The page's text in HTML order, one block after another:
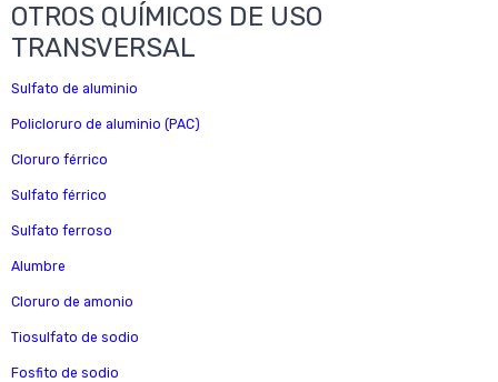
OTROS QUÍMICOS DE USO
TRANSVERSAL
Sulfato de aluminio
Policloruro de aluminio (PAC)
Cloruro férrico
Sulfato férrico
Sulfato ferroso
Alumbre
Cloruro de amonio
Tiosulfato de sodio
Fosfito de sodio